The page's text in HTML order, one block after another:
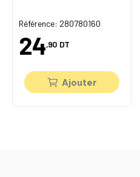
Référence: 280780160
24,90 DT
Ajouter